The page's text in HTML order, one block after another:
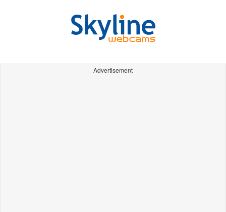
Advertisement